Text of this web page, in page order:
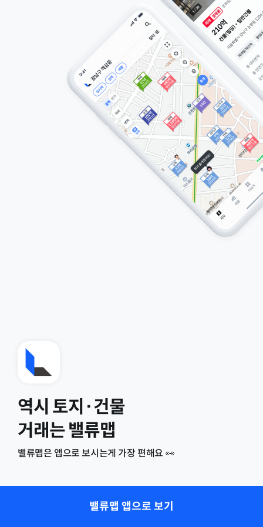
역시 토지·건물
거래는 밸류맵
밸류맵은 앱으로 보시는게 가장 편해요 👀
밸류맵 앱으로 보기